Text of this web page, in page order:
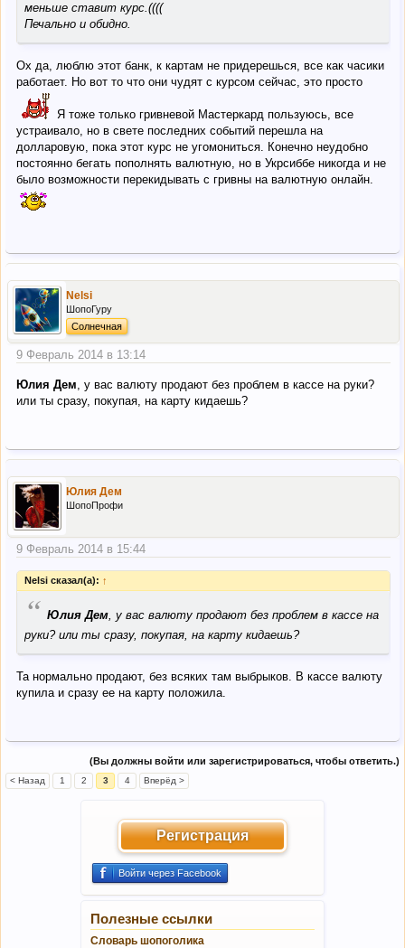
меньше ставит курс.((((
Печально и обидно.
Ох да, люблю этот банк, к картам не придерешься, все как часики
работает. Но вот то что они чудят с курсом сейчас, это просто
Я тоже только гривневой Мастеркард пользуюсь, все
устраивало, но в свете последних событий перешла на
долларовую, пока этот курс не угомониться. Конечно неудобно
постоянно бегать пополнять валютную, но в Укрсиббе никогда и не
было возможности перекидывать с гривны на валютную онлайн.
Nelsi
ШопоГуру
Солнечная
9 Февраль 2014 в 13:14
Юлия Дем , у вас валюту продают без проблем в кассе на руки?
или ты сразу, покупая, на карту кидаешь?
Юлия Дем
ШопоПрофи
9 Февраль 2014 в 15:44
Nelsi сказал(а): ↑
“ Юлия Дем, у вас валюту продают без проблем в кассе на
руки? или ты сразу, покупая, на карту кидаешь?
Та нормально продают, без всяких там выбрыков. В кассе валюту
купила и сразу ее на карту положила.
(Вы должны войти или зарегистрироваться, чтобы ответить.)
< Назад 1 2 3 4 Вперёд >
Регистрация
Войти через Facebook
Полезные ссылки
Словарь шопоголика